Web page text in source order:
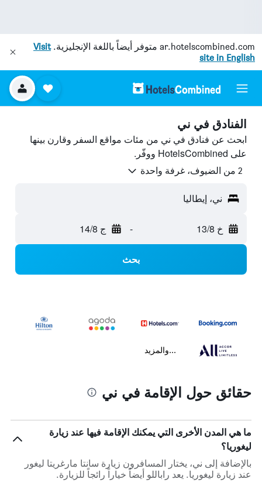
ar.hotelscombined.com متوفر أيضاً باللغة الإنجليزية.Visit
site in English
الفنادق في ني
ابحث عن فنادق في ني من مئات مواقع السفر وقارن بينها
على HotelsCombined ووفّر.
2 من الضيوف، غرفة واحدة
ني، إيطاليا
خ 13/8 - ج 14/8
بحث
...والمزيد
حقائق حول الإقامة في ني
ما هي المدن الأخرى التي يمكنك الإقامة فيها عند زيارة
ليغوريا؟
بالإضافة إلى ني، يختار المسافرون زيارة سانتا مارغريتا ليغور
عند زيارة ليغوريا. يعد راباللو أيضاً خياراً رائجاً للزيارة.